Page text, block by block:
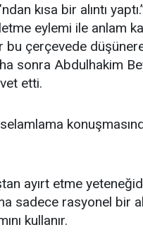
kısa bir alıntı
eylemi ile anlam
bu çerçevede
sonra Abdulhakim
etti.
ayırt etme
sadece rasyonel bir
kullanır.